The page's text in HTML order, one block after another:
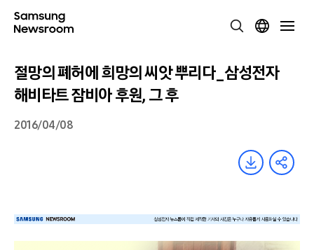
절망의 폐허에 희망의 씨앗 뿌리다_삼성전자
해비타트 잠비아 후원, 그 후
2016/04/08